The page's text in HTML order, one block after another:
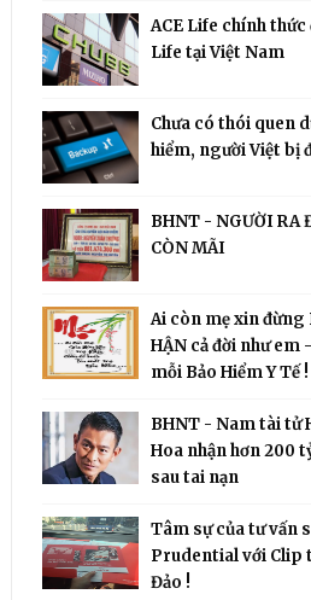
ACE Life chính
Life tại Việt Nam
Chưa có thói quen
hiểm, người Việt bị
BHNT - NGƯỜI RA
CÒN MÃI
Ai còn mẹ xin đừng
HẬN cả đời như em
mỗi Bảo Hiểm Y Tế !
BHNT - Nam tài tử
Hoa nhận hơn 200
sau tai nạn
Tâm sự của tư vấn
Prudential với Clip
Đảo !